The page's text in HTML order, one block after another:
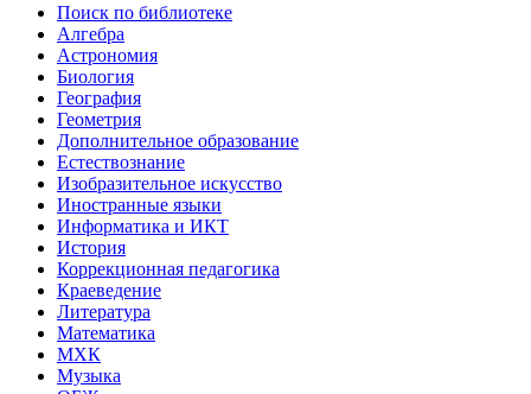
Поиск по библиотеке
Алгебра
Астрономия
Биология
География
Геометрия
Дополнительное образование
Естествознание
Изобразительное искусство
Иностранные языки
Информатика и ИКТ
История
Коррекционная педагогика
Краеведение
Литература
Математика
МХК
Музыка